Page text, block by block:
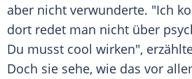
aber nicht verwunderte. "Ich
dort redet man nicht über
Du musst cool wirken",
Doch sie sehe, wie das vor